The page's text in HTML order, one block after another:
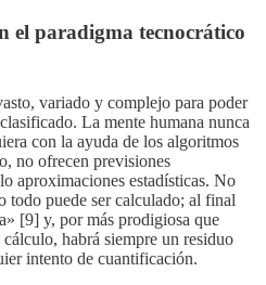
el paradigma tecnocrático
variado y complejo para poder
La mente humana nunca
con la ayuda de los algoritmos
no ofrecen previsiones
aproximaciones estadísticas. No
todo puede ser calculado; al final
[9] y, por más prodigiosa que
habrá siempre un residuo
intento de cuantificación.